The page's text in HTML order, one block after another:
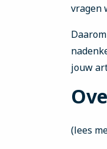
vragen
jouw
(lees